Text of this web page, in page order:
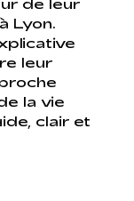
Lyon.
leur
la vie
clair et